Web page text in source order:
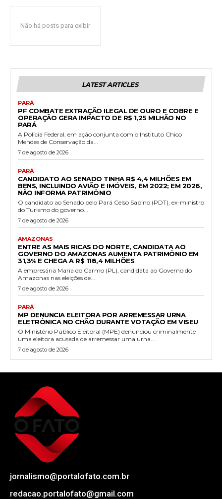
Não há posts para exibir
LATEST ARTICLES
PARÁ
PF COMBATE EXTRAÇÃO ILEGAL DE OURO E COBRE E
OPERAÇÃO GERA IMPACTO DE R$ 1,25 MILHÃO NO
PARÁ
A Polícia Federal, em ação conjunta com o Instituto Chico
Mendes de Conservação da...
7 de agosto de 2026
PARÁ
CANDIDATO AO SENADO TINHA R$ 4,4 MILHÕES EM
BENS, INCLUINDO AVIÃO E IMÓVEIS, EM 2022; EM 2026,
NÃO INFORMA PATRIMÔNIO
O candidato ao Senado pelo Pará Celso Sabino (PDT), ex-ministro
do Turismo do governo...
7 de agosto de 2026
AMAZONAS
ENTRE AS MAIS RICAS DO NORTE, CANDIDATA AO
GOVERNO DO AMAZONAS AUMENTA PATRIMÔNIO EM
31,3% E CHEGA A R$ 118,4 MILHÕES
A empresária Maria do Carmo (PL), candidata ao Governo do
Amazonas nas eleições de...
7 de agosto de 2026
PARÁ
MP DENUNCIA ELEITORA POR ARREMESSAR URNA
ELETRÔNICA NO CHÃO DURANTE VOTAÇÃO EM VISEU
O Ministério Público Eleitoral (MPE) denunciou criminalmente
uma eleitora acusada de arremessar uma urna...
7 de agosto de 2026
jornalismo@portalofato.com.br
redacao.portalofato@gmail.com